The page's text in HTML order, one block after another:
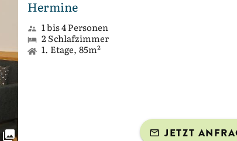
Hermine
1 bis 4 Personen
2 Schlafzimmer
1. Etage, 85m²
JETZT